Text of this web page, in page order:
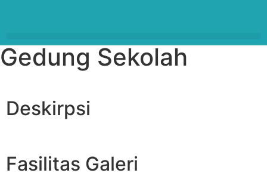
Gedung Sekolah
Deskirpsi
Fasilitas Galeri